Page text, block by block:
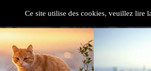
Ce site utilise des cookies, veuillez lire